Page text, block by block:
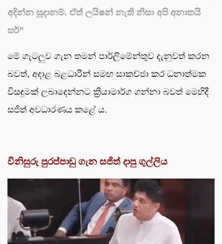
අදින්න සූදානම්. ඒත් ලයිෂන් නැති නිසා අපි අනාතයි
සර්”
මේ ගැටලුව ගැන තමන් පාර්ලිමේන්තුව දැනුවත් කරන
බවත්, අදාළ බළධාරීන් සමඟ සාකච්ජා කර ධනාත්මක
විසඳුමක් ලබාදෙන්නට ක්‍රියාමාර්ග ගන්නා බවත් මෙහිදී
සජිත් අවධාරණය කළේ ය.
විනිසුරු පුරප්පාඩු ගැන සජිත් දාපු ගුල්ලිය